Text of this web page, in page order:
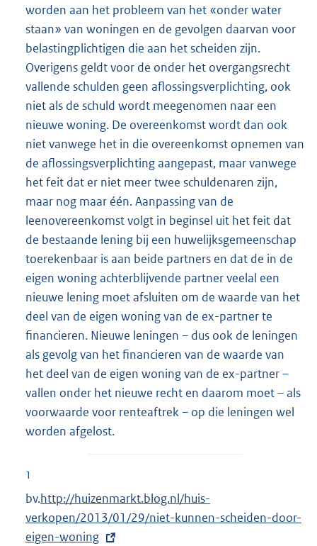
worden aan het probleem van het «onder water
staan» van woningen en de gevolgen daarvan voor
belastingplichtigen die aan het scheiden zijn.
Overigens geldt voor de onder het overgangsrecht
vallende schulden geen aflossingsverplichting, ook
niet als de schuld wordt meegenomen naar een
nieuwe woning. De overeenkomst wordt dan ook
niet vanwege het in die overeenkomst opnemen van
de aflossingsverplichting aangepast, maar vanwege
het feit dat er niet meer twee schuldenaren zijn,
maar nog maar één. Aanpassing van de
leenovereenkomst volgt in beginsel uit het feit dat
de bestaande lening bij een huwelijksgemeenschap
toerekenbaar is aan beide partners en dat de in de
eigen woning achterblijvende partner veelal een
nieuwe lening moet afsluiten om de waarde van het
deel van de eigen woning van de ex-partner te
financieren. Nieuwe leningen – dus ook de leningen
als gevolg van het financieren van de waarde van
het deel van de eigen woning van de ex-partner –
vallen onder het nieuwe recht en daarom moet – als
voorwaarde voor renteaftrek – op die leningen wel
worden afgelost.
1
bv.E
x
t
http://huizenmarkt.blog.nl/huis-
verkopen/2013/01/29/niet-kunnen-scheiden-door-
eigen-woning